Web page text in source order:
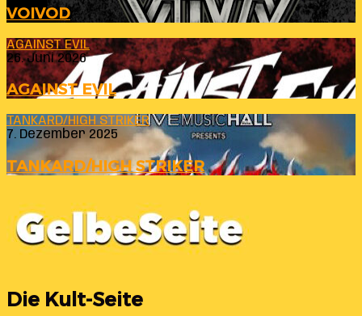
VOIVOD
AGAINST EVIL
26. Juni 2026
AGAINST EVIL
TANKARD/HIGH STRIKER
7. Dezember 2025
TANKARD/HIGH STRIKER
Die Kult-Seite